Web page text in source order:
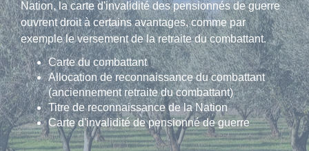
Nation, la carte d'invalidité des pensionnés de guerre
ouvrent droit à certains avantages, comme par
exemple le versement de la retraite du combattant.
Carte du combattant
Allocation de reconnaissance du combattant
(anciennement retraite du combattant)
Titre de reconnaissance de la Nation
Carte d'invalidité de pensionné de guerre